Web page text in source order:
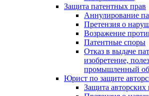
Защита патентных прав
Аннулирование
Претензия о
Возражение
Патентные споры
Отказ в выдаче
изобретение,
промышленный
Юрист по защите
Защита авторских